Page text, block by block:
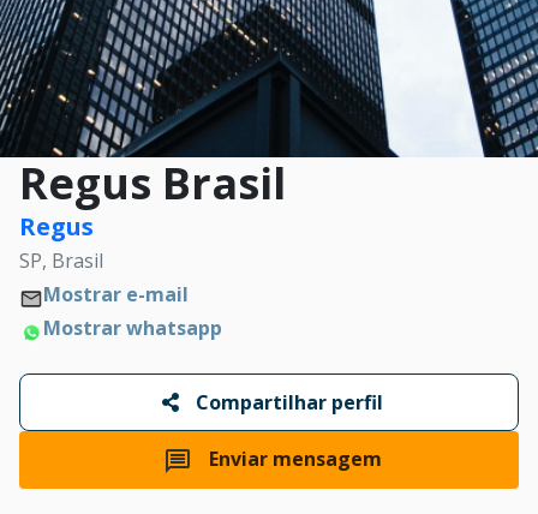
Regus Brasil
Regus
SP, Brasil
Mostrar e-mail
Mostrar whatsapp
Compartilhar perfil
Enviar mensagem